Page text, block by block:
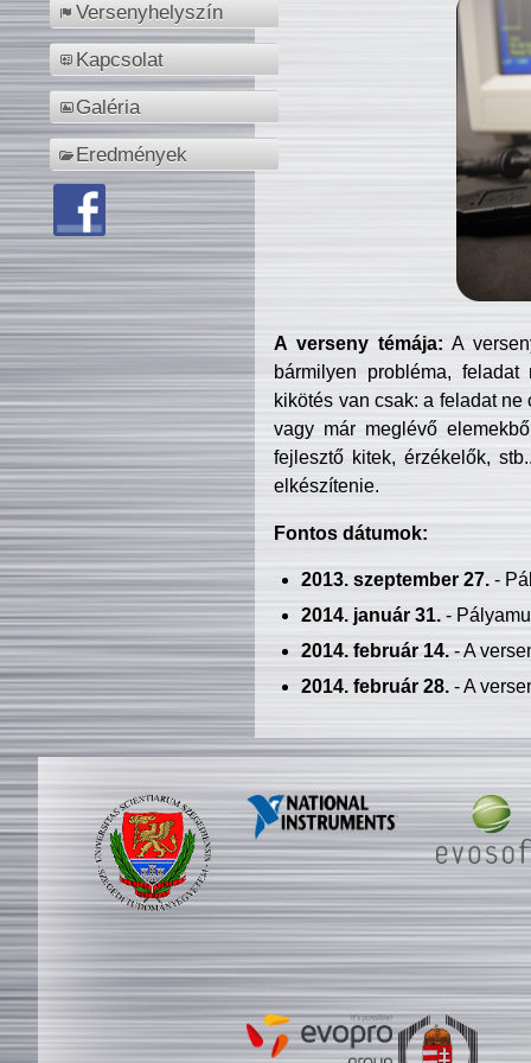
Versenyhelyszín
Kapcsolat
Galéria
Eredmények
A verseny témája: A
bármilyen probléma, feladat
kikötés van csak: a feladat
vagy már meglévő
fejlesztő kitek, érzékelők,
elkészítenie.
Fontos dátumok:
2013. szeptember 27.-
2014. január 31.-
2014. február 14.- A
2014. február 28.- A